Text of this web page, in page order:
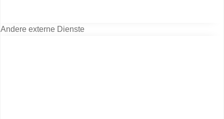
Andere externe Dienste